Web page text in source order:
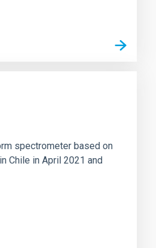
spectrometer based on
Chile in April 2021 and